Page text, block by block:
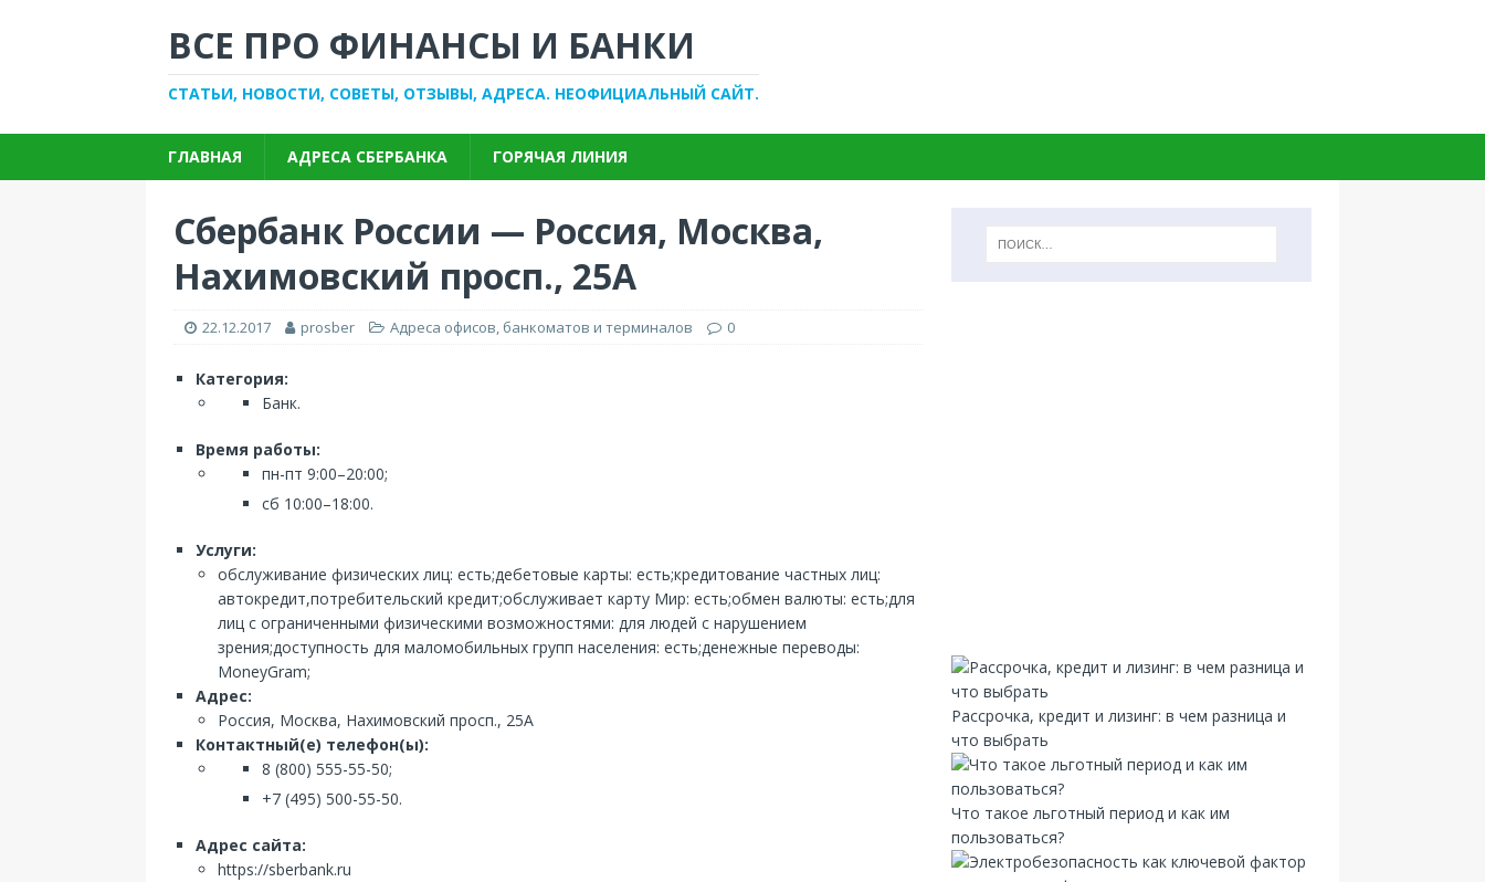
ВСЕ ПРО ФИНАНСЫ И БАНКИ
СТАТЬИ, НОВОСТИ, СОВЕТЫ, ОТЗЫВЫ, АДРЕСА. НЕОФИЦИАЛЬНЫЙ САЙТ.
ГЛАВНАЯ АДРЕСА СБЕРБАНКА ГОРЯЧАЯ ЛИНИЯ
Сбербанк России — Россия, Москва,
Нахимовский просп., 25А
22.12.2017 prosber Адреса офисов, банкоматов и терминалов 0
Категория:
Банк.
Время работы:
пн-пт 9:00–20:00;
сб 10:00–18:00.
Услуги:
обслуживание физических лиц: есть;дебетовые карты: есть;кредитование частных лиц:
автокредит,потребительский кредит;обслуживает карту Мир: есть;обмен валюты: есть;для
лиц с ограниченными физическими возможностями: для людей с нарушением
зрения;доступность для маломобильных групп населения: есть;денежные переводы:
MoneyGram;
Адрес:
Россия, Москва, Нахимовский просп., 25А
Контактный(е) телефон(ы):
8 (800) 555-55-50;
+7 (495) 500-55-50.
Адрес сайта:
https://sberbank.ru
Рассрочка, кредит и лизинг: в чем разница и
что выбрать
Что такое льготный период и как им
пользоваться?